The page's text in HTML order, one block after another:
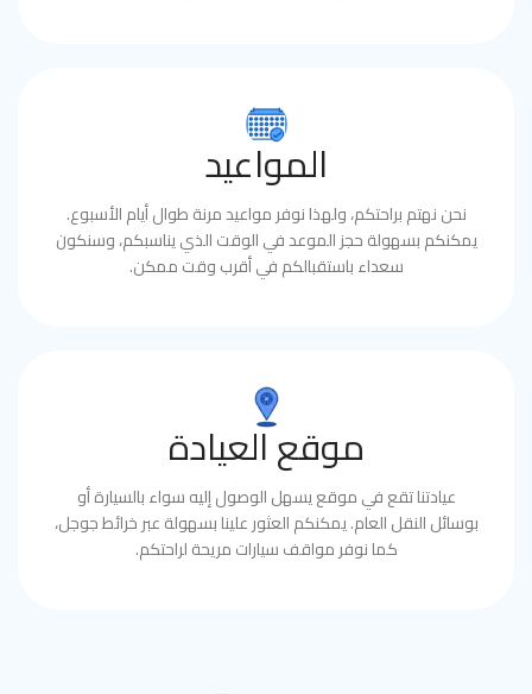
المواعيد
نحن نهتم براحتكم، ولهذا نوفر مواعيد مرنة طوال أيام الأسبوع.
يمكنكم بسهولة حجز الموعد في الوقت الذي يناسبكم، وسنكون
سعداء باستقبالكم في أقرب وقت ممكن.
موقع العيادة
عيادتنا تقع في موقع يسهل الوصول إليه سواء بالسيارة أو
بوسائل النقل العام. يمكنكم العثور علينا بسهولة عبر خرائط جوجل،
كما نوفر مواقف سيارات مريحة لراحتكم.